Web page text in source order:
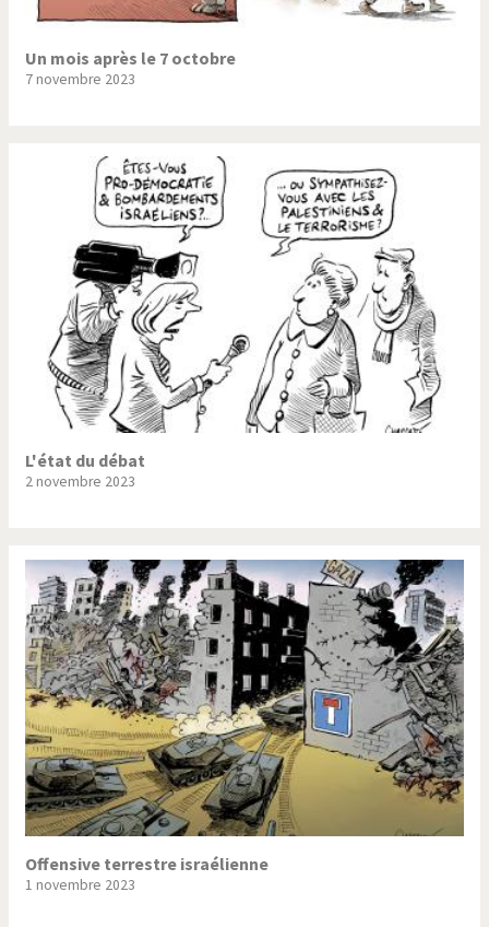
Un mois après le 7 octobre
7 novembre 2023
L'état du débat
2 novembre 2023
Offensive terrestre israélienne
1 novembre 2023